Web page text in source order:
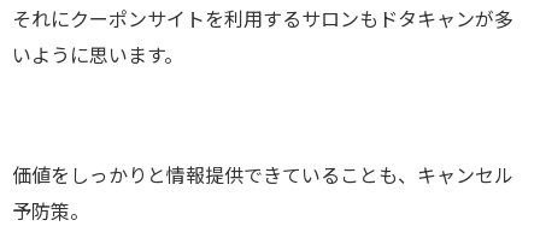
それにクーポンサイトを利用するサロンもドタキャンが多
いように思います。
価値をしっかりと情報提供できていることも、キャンセル
予防策。